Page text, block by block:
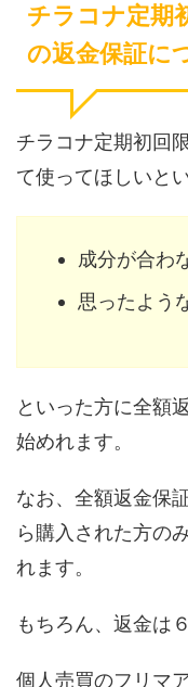
チラコナ定期
の返金保証に
チラコナ定期初回
て使ってほしいと
成分が合わ
思ったよう
といった方に全額
始めれます。
なお、全額返金保
ら購入された方の
れます。
もちろん、返金は
個人売買のフリマ